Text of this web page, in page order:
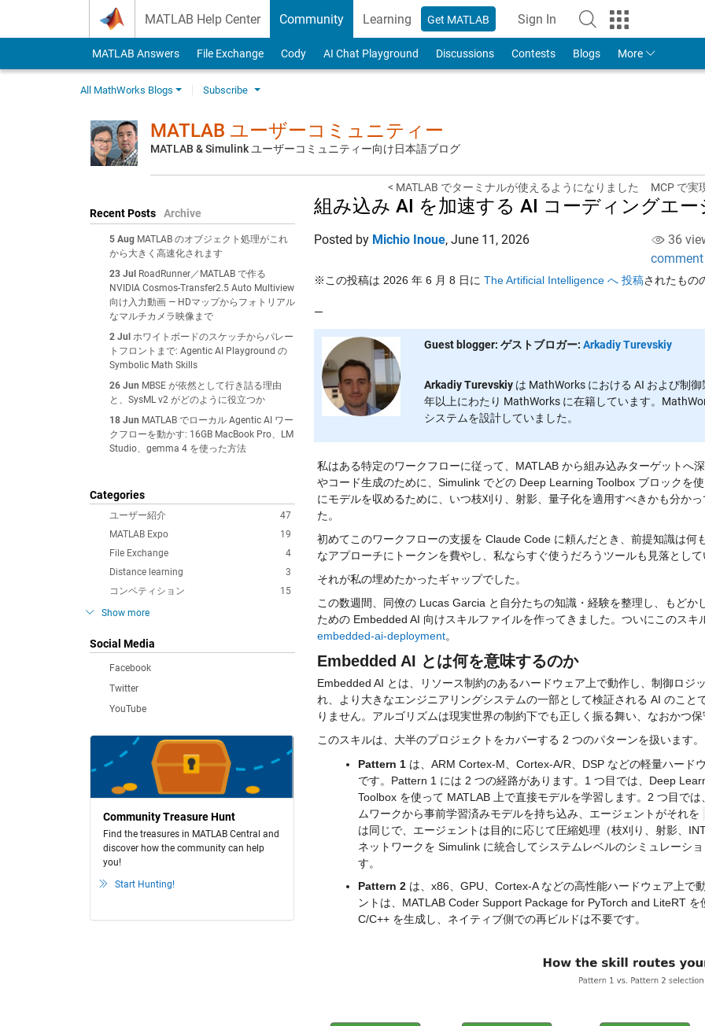
MATLAB Help Center Community Learning Get MATLAB Sign In
to Your MathWorks Account
MATLAB Answers File Exchange Cody AI Chat Playground Discussions Contests Blogs More
All MathWorks Blogs Subscribe
MATLAB ユーザーコミュニティー
MATLAB & Simulink ユーザーコミュニティー向け日本語ブログ
Recent Posts Archive
5 Aug MATLAB のオブジェクト処理がこれ
から大きく高速化されます
23 Jul
RoadRunner／MATLAB で作る
NVIDIA Cosmos-Transfer2.5 Auto Multiview
向け入力動画 — HDマップからフォトリアル
なマルチカメラ映像まで
2 Jul ホワイトボードのスケッチからパレー
トフロントまで: Agentic AI Playground の
Symbolic Math Skills
26 Jun MBSE が依然として行き詰る理由
と、SysML v2 がどのように役立つか
18 Jun MATLAB でローカル Agentic AI ワー
クフローを動かす: 16GB MacBook Pro、LM
Studio、gemma 4 を使った方法
Categories
47
ユーザー紹介
19
MATLAB Expo
4
File Exchange
3
Distance learning
15
コンペティション
Show more
Social Media
Facebook
Twitter
YouTube
Community Treasure Hunt
Find the treasures in MATLAB Central and
discover how the community can help
you!
Start Hunting!
< MATLAB でターミナルが使えるようになりました MCP で実
組み込み AI を加速する AI コーディングエ
Posted by Michio Inoue, June 11, 2026
36
comment
※この投稿は 2026 年 6 月 8 日に The Artificial Intelligence へ 投稿されたもの
—
Guest blogger: ゲストブロガー: Arkadiy Turevskiy
Arkadiy Turevskiy は MathWorks における AI および制
年以上にわたり MathWorks に在籍しています。
システムを設計していました。
私はある特定のワークフローに従って、MATLAB から組み込みターゲットへ
やコード生成のために、Simulink でどの Deep Learning Toolbox ブロックを
にモデルを収めるために、いつ枝刈り、射影、量子化を適用すべきかも分か
た。
初めてこのワークフローの支援を Claude Code に頼んだとき、前提知識は何
なアプローチにトークンを費やし、私ならすぐ使うだろうツールも見落とし
それが私の埋めたかったギャップでした。
この数週間、同僚の Lucas Garcia と自分たちの知識・経験を整理し、もど
embedded-ai-deployment。
Embedded AI とは何を意味するのか
Embedded AI とは、リソース制約のあるハードウェア上で動作し、制御ロジ
れ、より大きなエンジニアリングシステムの一部として検証される AI のこ
りません。アルゴリズムは現実世界の制約下でも正しく振る舞い、なおかつ
このスキルは、大半のプロジェクトをカバーする 2 つのパターンを扱います。
Pattern 1 は、ARM Cortex-M、Cortex-A/R、DSP などの軽量ハード
です。Pattern 1 には 2 つの経路があります。1 つ目では、Deep
Toolbox を使って MATLAB 上で直接モデルを学習します。2 つ目で
ムワークから事前学習済みモデルを持ち込み、エージェントがそれを
は同じで、エージェントは目的に応じて圧縮処理（枝刈り、射影、
ネットワークを Simulink に統合してシステムレベルのシミュレーシ
す。
Pattern 2 は、x86、GPU、Cortex-A などの高性能ハードウェア上で
ントは、MATLAB Coder Support Package for PyTorch and LiteRT
C/C++ を生成し、ネイティブ側での再ビルドは不要です。